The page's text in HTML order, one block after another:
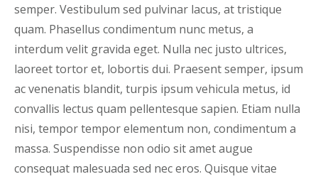
semper. Vestibulum sed pulvinar lacus, at tristique
quam. Phasellus condimentum nunc metus, a
interdum velit gravida eget. Nulla nec justo ultrices,
laoreet tortor et, lobortis dui. Praesent semper, ipsum
ac venenatis blandit, turpis ipsum vehicula metus, id
convallis lectus quam pellentesque sapien. Etiam nulla
nisi, tempor tempor elementum non, condimentum a
massa. Suspendisse non odio sit amet augue
consequat malesuada sed nec eros. Quisque vitae